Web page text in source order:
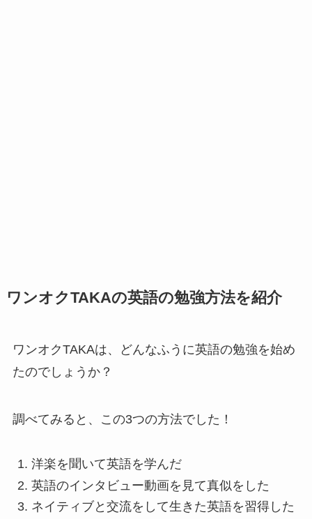
ワンオクTAKAの英語の勉強方法を紹介
ワンオクTAKAは、どんなふうに英語の勉強を始め
たのでしょうか？
調べてみると、この3つの方法でした！
洋楽を聞いて英語を学んだ
英語のインタビュー動画を見て真似をした
ネイティブと交流をして生きた英語を習得した